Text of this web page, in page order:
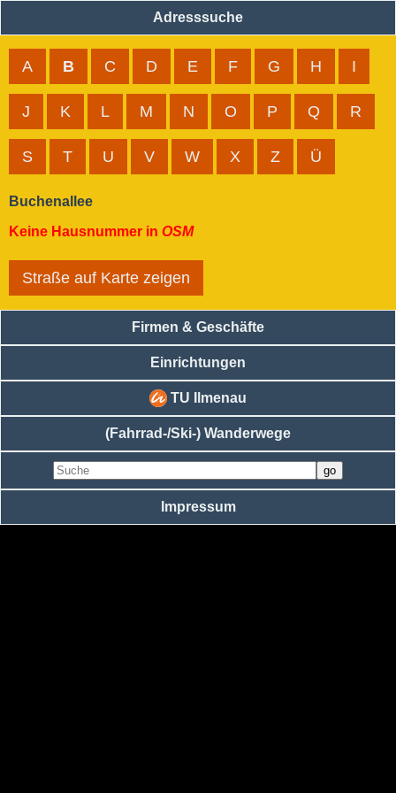
Adresssuche
A B C D E F G H I
J K L M N O P Q R
S T U V W X Z Ü
Buchenallee
Keine Hausnummer in OSM
Straße auf Karte zeigen
Firmen & Geschäfte
Einrichtungen
TU Ilmenau
(Fahrrad-/Ski-) Wanderwege
Impressum